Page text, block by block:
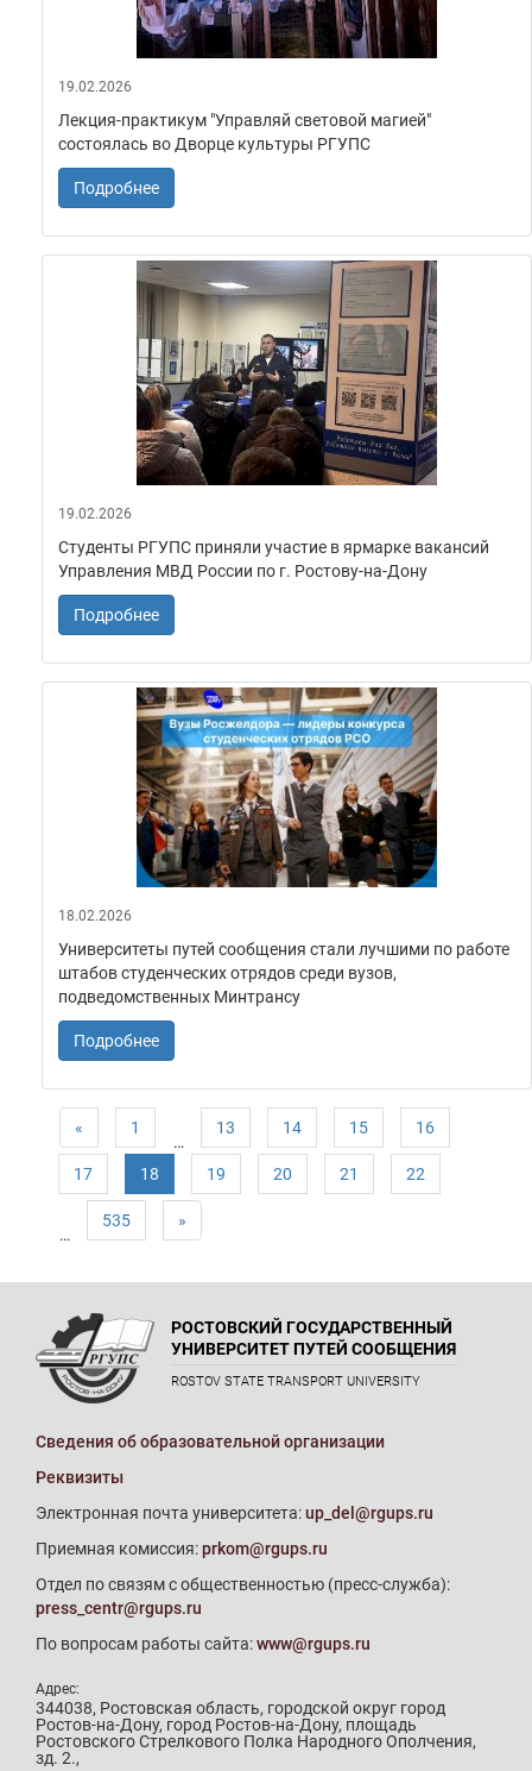
19.02.2026
Лекция-практикум "Управляй световой магией"
состоялась во Дворце культуры РГУПС
Подробнее
19.02.2026
Студенты РГУПС приняли участие в ярмарке вакансий
Управления МВД России по г. Ростову-на-Дону
Подробнее
18.02.2026
Университеты путей сообщения стали лучшими по работе
штабов студенческих отрядов среди вузов,
подведомственных Минтрансу
Подробнее
« 1
…
13 14 15 16
17 18 19 20 21 22
…
535 »
РОСТОВСКИЙ ГОСУДАРСТВЕННЫЙ
УНИВЕРСИТЕТ ПУТЕЙ СООБЩЕНИЯ
ROSTOV STATE TRANSPORT UNIVERSITY
Сведения об образовательной организации
Реквизиты
Электронная почта университета:up_del@rgups.ru
Приемная комиссия:prkom@rgups.ru
Отдел по связям с общественностью (пресс-служба):
press_centr@rgups.ru
По вопросам работы сайта:www@rgups.ru
Адрес:
344038, Ростовская область, городской округ город
Ростов-на-Дону, город Ростов-на-Дону, площадь
Ростовского Стрелкового Полка Народного Ополчения,
зд. 2.,